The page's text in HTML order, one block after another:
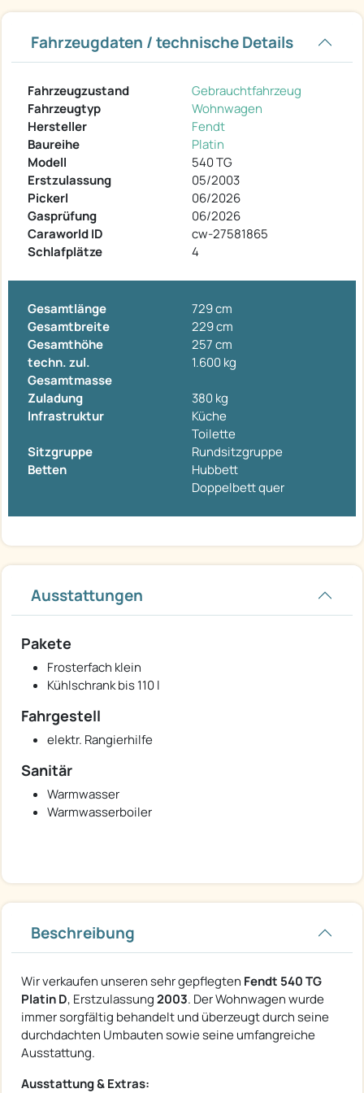
Fahrzeugdaten / technische Details
Fahrzeugzustand
Gebrauchtfahrzeug
Fahrzeugtyp
Wohnwagen
Hersteller
Fendt
Baureihe
Platin
Modell
540 TG
Erstzulassung
05/2003
Pickerl
06/2026
Gasprüfung
06/2026
Caraworld ID
cw-27581865
Schlafplätze
4
Gesamtlänge
729 cm
Gesamtbreite
229 cm
Gesamthöhe
257 cm
techn. zul.
Gesamtmasse
1.600 kg
Zuladung
380 kg
Infrastruktur
Küche
Toilette
Sitzgruppe
Rundsitzgruppe
Betten
Hubbett
Doppelbett quer
Ausstattungen
Pakete
Frosterfach klein
Kühlschrank bis 110 l
Fahrgestell
elektr. Rangierhilfe
Sanitär
Warmwasser
Warmwasserboiler
Beschreibung
Wir verkaufen unseren sehr gepflegten Fendt 540 TG
Platin D, Erstzulassung2003. Der Wohnwagen wurde
immer sorgfältig behandelt und überzeugt durch seine
durchdachten Umbauten sowie seine umfangreiche
Ausstattung.
Ausstattung & Extras: